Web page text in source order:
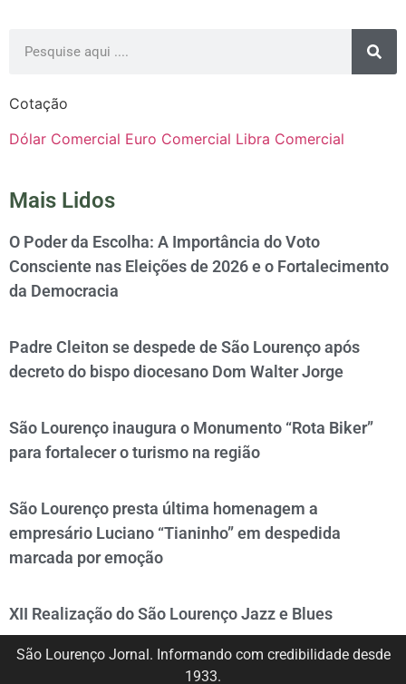
Cotação
Dólar Comercial Euro Comercial Libra Comercial
Mais Lidos
O Poder da Escolha: A Importância do Voto
Consciente nas Eleições de 2026 e o Fortalecimento
da Democracia
Padre Cleiton se despede de São Lourenço após
decreto do bispo diocesano Dom Walter Jorge
São Lourenço inaugura o Monumento “Rota Biker”
para fortalecer o turismo na região
São Lourenço presta última homenagem a
empresário Luciano “Tianinho” em despedida
marcada por emoção
XII Realização do São Lourenço Jazz e Blues
São Lourenço Jornal. Informando com credibilidade desde
1933.